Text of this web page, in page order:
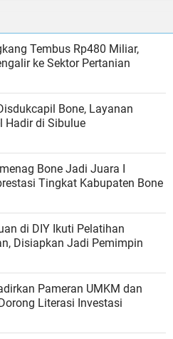
Tembus Rp480 Miliar,
ke Sektor Pertanian
Bone, Layanan
Hadir di Sibulue
Bone Jadi Juara I
Tingkat Kabupaten Bone
di DIY Ikuti Pelatihan
Disiapkan Jadi Pemimpin
Pameran UMKM dan
Literasi Investasi